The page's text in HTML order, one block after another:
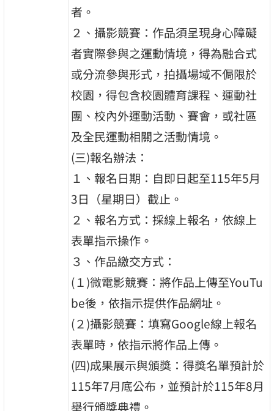
者。
２、攝影競賽：作品須呈現身心障礙
者實際參與之運動情境，得為融合式
或分流參與形式，拍攝場域不侷限於
校園，得包含校園體育課程、運動社
團、校內外運動活動、賽會，或社區
及全民運動相關之活動情境。
(三)報名辦法：
１、報名日期：自即日起至115年5月
3日（星期日）截止。
２、報名方式：採線上報名，依線上
表單指示操作。
３、作品繳交方式：
(１)微電影競賽：將作品上傳至YouTu
be後，依指示提供作品網址。
(２)攝影競賽：填寫Google線上報名
表單時，依指示將作品上傳。
(四)成果展示與頒獎：得獎名單預計於
115年7月底公布，並預計於115年8月
舉行頒獎典禮。